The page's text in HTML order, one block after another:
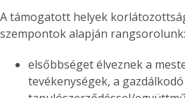
A támogatott helyek
szempontok alapján rangsorolunk:
elsőbbséget élveznek a
tevékenységek, a